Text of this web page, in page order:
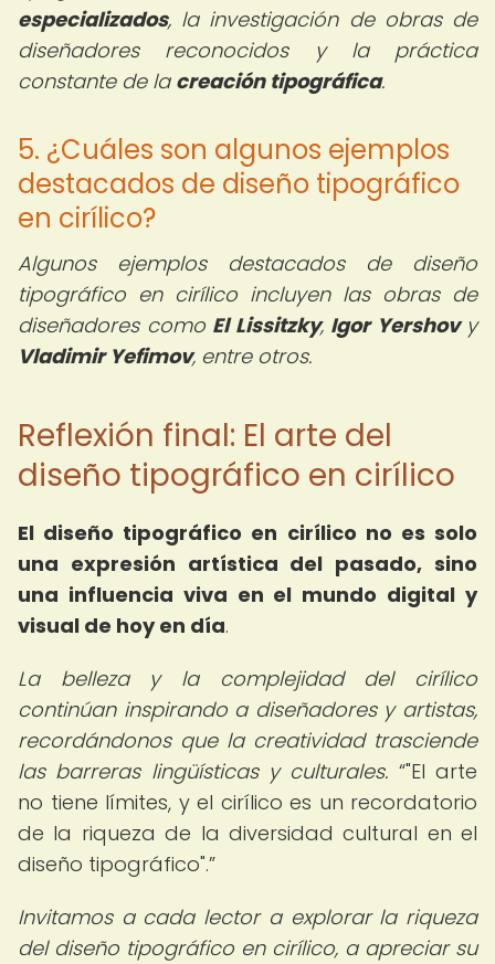
especializados, la investigación de obras de
diseñadores reconocidos y la práctica
constante de la creación tipográfica.
5. ¿Cuáles son algunos ejemplos
destacados de diseño tipográfico
en cirílico?
Algunos ejemplos destacados de diseño
tipográfico en cirílico incluyen las obras de
diseñadores como El Lissitzky, Igor Yershovy
Vladimir Yefimov, entre otros.
Reflexión final: El arte del
diseño tipográfico en cirílico
El diseño tipográfico en cirílico no es solo
una expresión artística del pasado, sino
una influencia viva en el mundo digital y
visual de hoy en día.
La belleza y la complejidad del cirílico
continúan inspirando a diseñadores y artistas,
recordándonos que la creatividad trasciende
las barreras lingüísticas y culturales.
"El arte
no tiene límites, y el cirílico es un recordatorio
de la riqueza de la diversidad cultural en el
diseño tipográfico".
Invitamos a cada lector a explorar la riqueza
del diseño tipográfico en cirílico, a apreciar su